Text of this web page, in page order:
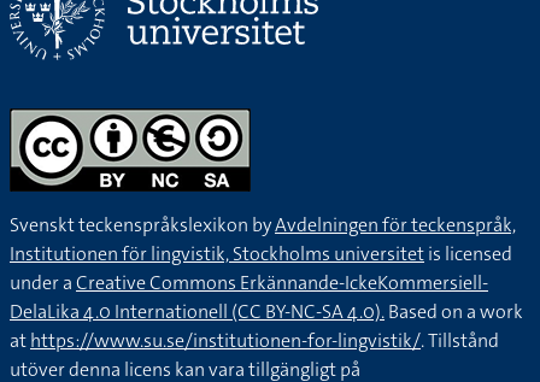
Svenskt teckenspråkslexikon byAvdelningen för teckenspråk,
Institutionen för lingvistik, Stockholms universitetis licensed
under aCreative Commons Erkännande-IckeKommersiell-
DelaLika 4.0 Internationell (CC BY-NC-SA 4.0).Based on a work
athttps://www.su.se/institutionen-for-lingvistik/. Tillstånd
utöver denna licens kan vara tillgängligt på